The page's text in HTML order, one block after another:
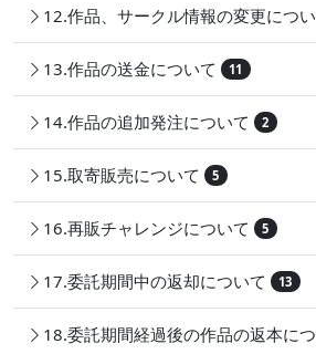
12.作品、サークル情報の変更につ
13.作品の送金について 11
14.作品の追加発注について 2
15.取寄販売について 5
16.再販チャレンジについて 5
17.委託期間中の返却について 13
18.委託期間経過後の作品の返本に